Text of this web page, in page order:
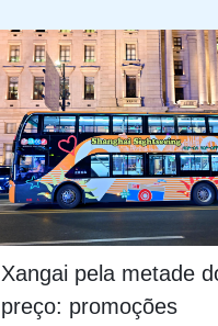
Xangai pela metade
preço: promoções